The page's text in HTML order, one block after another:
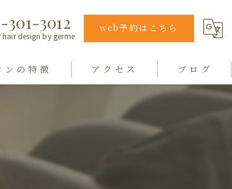
301-3012
design by germe
web予約はこちら
ンの特徴 アクセス
grandir hair design by germe
hair design germe
ブログ